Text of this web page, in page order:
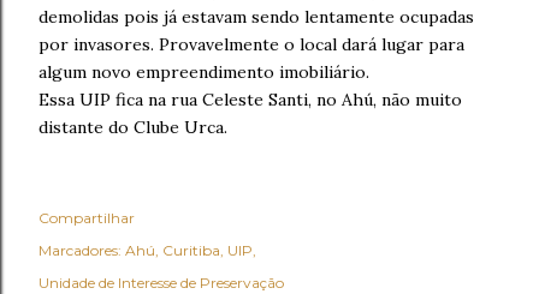
demolidas pois já estavam sendo lentamente ocupadas
por invasores. Provavelmente o local dará lugar para
algum novo empreendimento imobiliário.
Essa UIP fica na rua Celeste Santi, no Ahú, não muito
distante do Clube Urca.
Compartilhar
Marcadores: Ahú Curitiba UIP
Unidade de Interesse de Preservação